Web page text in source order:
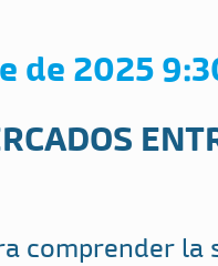
de 2025
comprender